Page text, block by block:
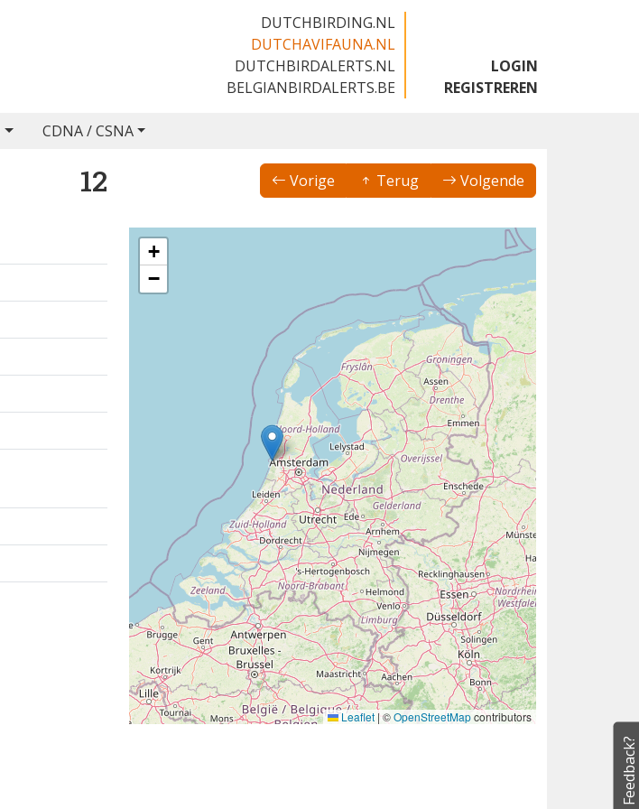
DUTCHBIRDING.NL
DUTCHAVIFAUNA.NL
DUTCHBIRDALERTS.NL
BELGIANBIRDALERTS.BE
LOGIN
REGISTREREN
CDNA / CSNA
12 Vorige Terug Volgende
+
−
Leaflet |©OpenStreetMapcontributors
Feedback?